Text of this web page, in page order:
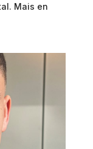
Mais en